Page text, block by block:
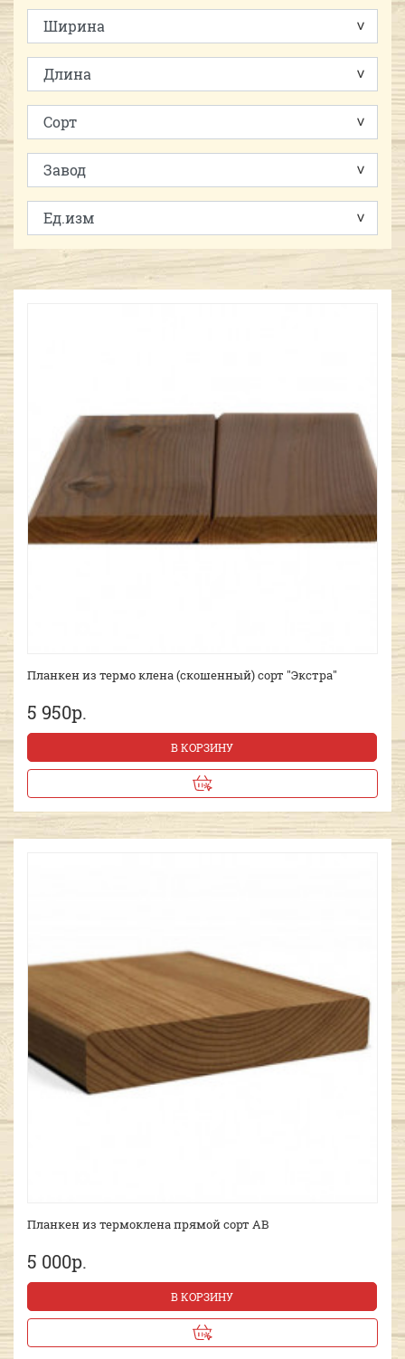
Планкен из термо клена (скошенный) сорт "Экстра"
5 950р.
В КОРЗИНУ
Планкен из термоклена прямой сорт AB
5 000р.
В КОРЗИНУ